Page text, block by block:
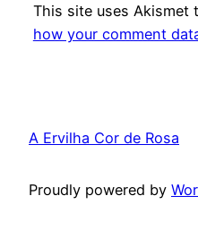
This site uses Akismet
how your comment
A Ervilha Cor de Rosa
Proudly powered by